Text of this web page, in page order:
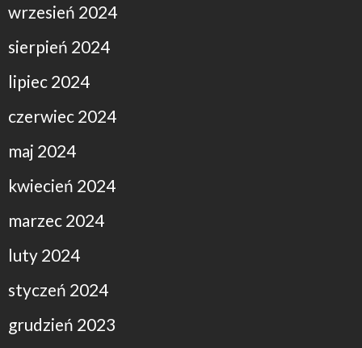
wrzesień 2024
sierpień 2024
lipiec 2024
czerwiec 2024
maj 2024
kwiecień 2024
marzec 2024
luty 2024
styczeń 2024
grudzień 2023